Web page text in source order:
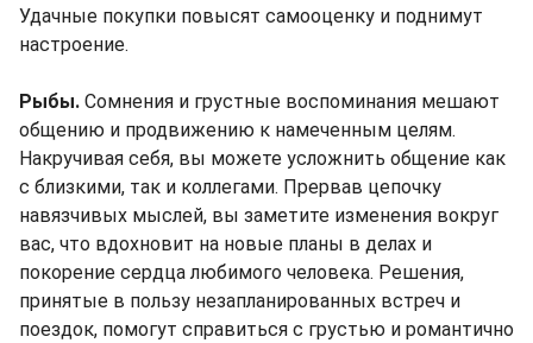
Удачные покупки повысят самооценку и поднимут
настроение.
Рыбы. Сомнения и грустные воспоминания мешают
общению и продвижению к намеченным целям.
Накручивая себя, вы можете усложнить общение как
с близкими, так и коллегами. Прервав цепочку
навязчивых мыслей, вы заметите изменения вокруг
вас, что вдохновит на новые планы в делах и
покорение сердца любимого человека. Решения,
принятые в пользу незапланированных встреч и
поездок, помогут справиться с грустью и романтично